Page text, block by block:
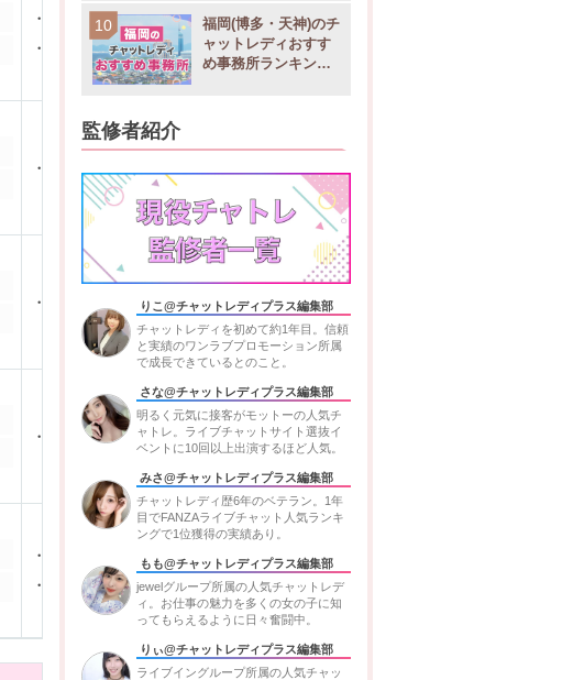
・松戸店
・新松戸店
・週払い
・月払い
◯
・新松戸店
・日払い
・月払い
・松戸店
・週払い
・月払い
◯
・松戸店
・日払い
・月払い
◯
・松戸店
・北松戸店
・日払い
・基本は翌月15日
◯
福岡(博多・天神)のチ
ャットレディおすす
め事務所ランキング9
監修者紹介
りこ@チャットレディプラス編集部
チャットレディを初めて約1年目。信頼
と実績のワンラブプロモーション所属
で成長できているとのこと。
さな@チャットレディプラス編集部
明るく元気に接客がモットーの人気チ
ャトレ。ライブチャットサイト選抜イ
ベントに10回以上出演するほど人気。
みさ@チャットレディプラス編集部
チャットレディ歴6年のベテラン。1年
目でFANZAライブチャット人気ランキ
ングで1位獲得の実績あり。
もも@チャットレディプラス編集部
jewelグループ所属の人気チャットレデ
ィ。お仕事の魅力を多くの女の子に知
ってもらえるように日々奮闘中。
りぃ@チャットレディプラス編集部
ライブイングループ所属の人気チャッ